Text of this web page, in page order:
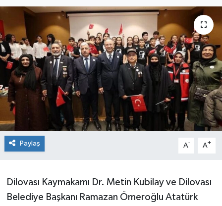
Paylaş A- A+
Dilovası Kaymakamı Dr. Metin Kubilay ve Dilovası
Belediye Başkanı Ramazan Ömeroğlu Atatürk